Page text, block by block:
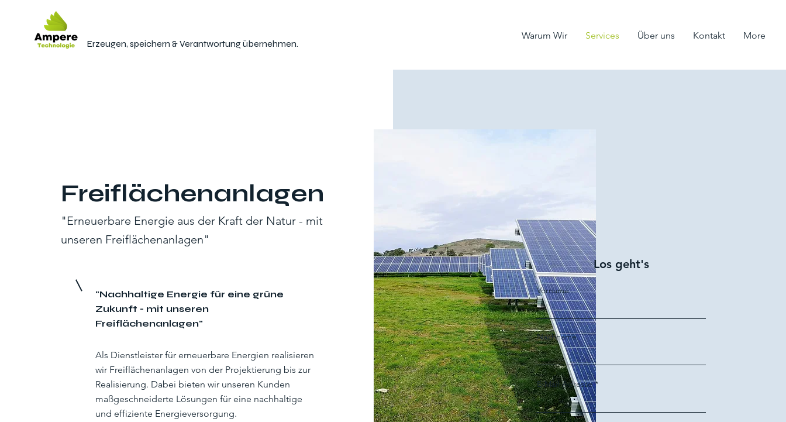
Erzeugen, speichern & Verantwortung übernehmen.
Warum Wir Services Über uns Kontakt More
Freiflächenanlagen
"Erneuerbare Energie aus der Kraft der Natur - mit
unseren Freiflächenanlagen"
"Nachhaltige Energie für eine grüne
Zukunft - mit unseren
Freiflächenanlagen"
Als Dienstleister für erneuerbare Energien realisieren
wir Freiflächenanlagen von der Projektierung bis zur
Realisierung. Dabei bieten wir unseren Kunden
maßgeschneiderte Lösungen für eine nachhaltige
und effiziente Energieversorgung.
Los geht's
Vorname
Nachname
E-Mail-Adresse